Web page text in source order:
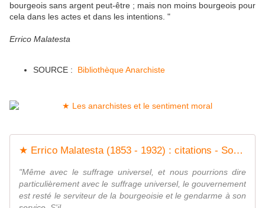
bourgeois sans argent peut-être ; mais non moins bourgeois pour
cela dans les actes et dans les intentions. "
Errico Malatesta
SOURCE : Bibliothèque Anarchiste
★ Errico Malatesta (1853 - 1932) : citations - Socialisme libertaire
"Même avec le suffrage universel, et nous pourrions dire
particulièrement avec le suffrage universel, le gouvernement
est resté le serviteur de la bourgeoisie et le gendarme à son